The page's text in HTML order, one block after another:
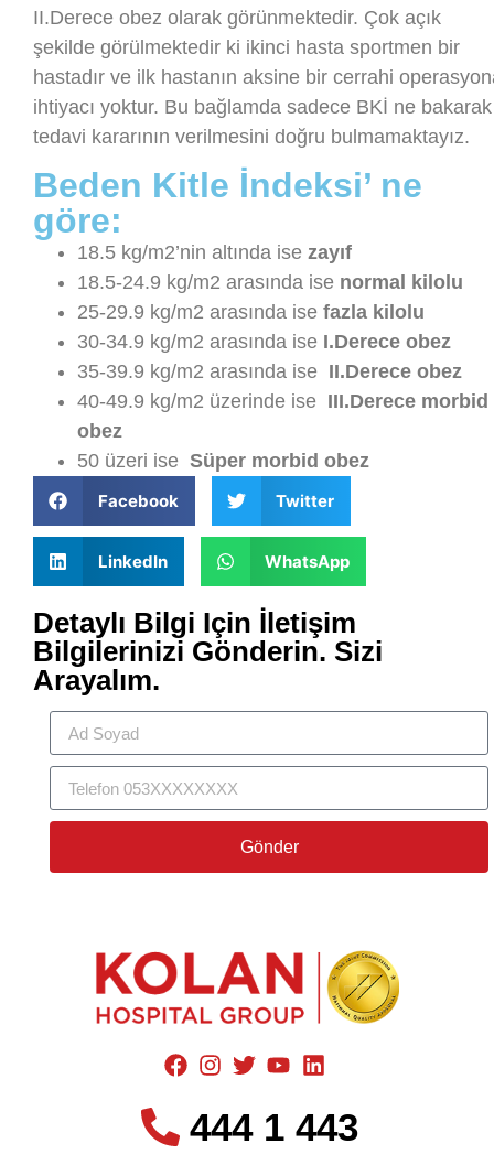
II.Derece obez olarak görünmektedir. Çok açık
şekilde görülmektedir ki ikinci hasta sportmen bir
hastadır ve ilk hastanın aksine bir cerrahi
ihtiyacı yoktur. Bu bağlamda sadece BKİ ne bakarak
tedavi kararının verilmesini doğru bulmamaktayız.
Beden Kitle İndeksi’ ne
göre:
18.5 kg/m2’nin altında ise zayıf
18.5-24.9 kg/m2 arasında ise normal kilolu
25-29.9 kg/m2 arasında ise fazla kilolu
30-34.9 kg/m2 arasında ise I.Derece obez
35-39.9 kg/m2 arasında ise II.Derece obez
40-49.9 kg/m2 üzerinde ise III.Derece morbid
obez
50 üzeri ise Süper morbid obez
Facebook Twitter
LinkedIn WhatsApp
Detaylı Bilgi Için İletişim
Bilgilerinizi Gönderin. Sizi
Arayalım.​
Gönder
444 1 443